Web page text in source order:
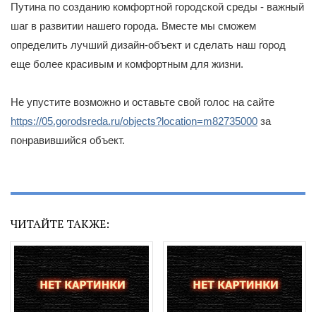
Путина по созданию комфортной городской среды - важный
шаг в развитии нашего города. Вместе мы сможем
определить лучший дизайн-объект и сделать наш город
еще более красивым и комфортным для жизни.
Не упустите возможно и оставьте свой голос на сайте
https://05.gorodsreda.ru/objects?location=m82735000 за
понравившийся объект.
ЧИТАЙТЕ ТАКЖЕ: